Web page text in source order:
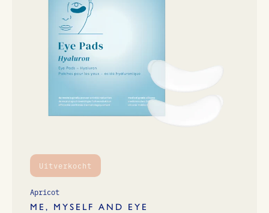
Uitverkocht
Apricot
ME, MYSELF AND EYE